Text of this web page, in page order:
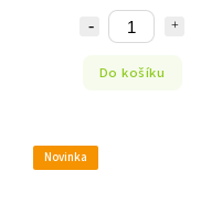
Do košíku
Novinka